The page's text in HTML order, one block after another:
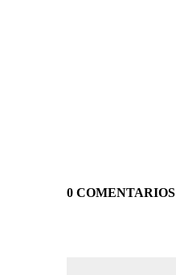
0 COMENTARIOS